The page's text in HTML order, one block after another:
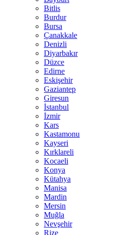
Bitlis
Burdur
Bursa
Çanakkale
Denizli
Diyarbakır
Düzce
Edirne
Eskişehir
Gaziantep
Giresun
İstanbul
İzmir
Kars
Kastamonu
Kayseri
Kırklareli
Kocaeli
Konya
Kütahya
Manisa
Mardin
Mersin
Muğla
Nevşehir
Rize